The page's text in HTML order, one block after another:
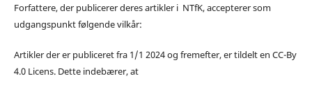
Forfattere, der publicerer deres artikler i NTfK, accepterer som
udgangspunkt følgende vilkår:
Artikler der er publiceret fra 1/1 2024 og fremefter, er tildelt en CC-By
4.0 Licens. Dette indebærer, at